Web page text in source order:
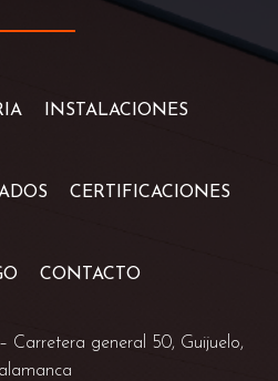
INSTALACIONES
CERTIFICACIONES
CONTACTO
Carretera general 50, Guijuelo,